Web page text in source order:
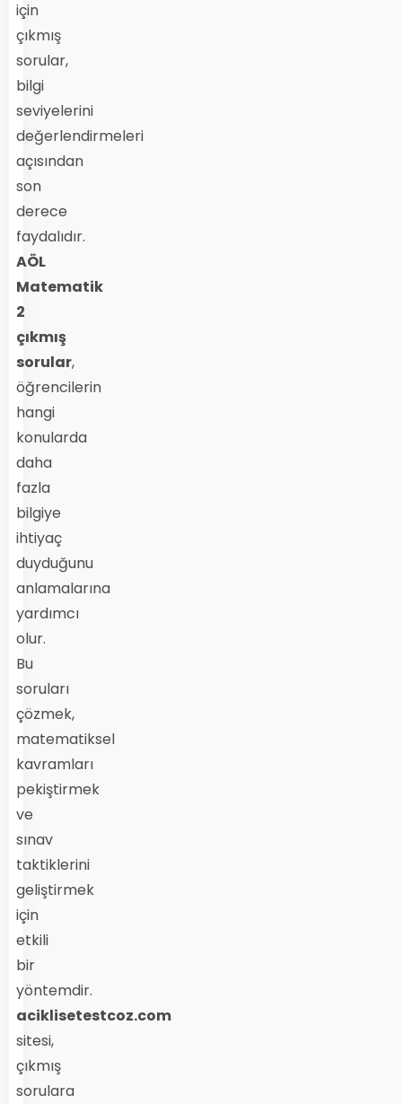
için
çıkmış
sorular,
bilgi
seviyelerini
değerlendirmeleri
açısından
son
derece
faydalıdır.
AÖL
Matematik
2
çıkmış
sorular,
öğrencilerin
hangi
konularda
daha
fazla
bilgiye
ihtiyaç
duyduğunu
anlamalarına
yardımcı
olur.
Bu
soruları
çözmek,
matematiksel
kavramları
pekiştirmek
ve
sınav
taktiklerini
geliştirmek
için
etkili
bir
yöntemdir.
aciklisetestcoz.com
sitesi,
çıkmış
sorulara